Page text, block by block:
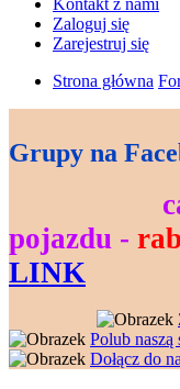
Zaloguj się
Zarejestruj się
Strona główna
Grupy na
pojazdu -
LINK
Polub naszą
Dołącz do